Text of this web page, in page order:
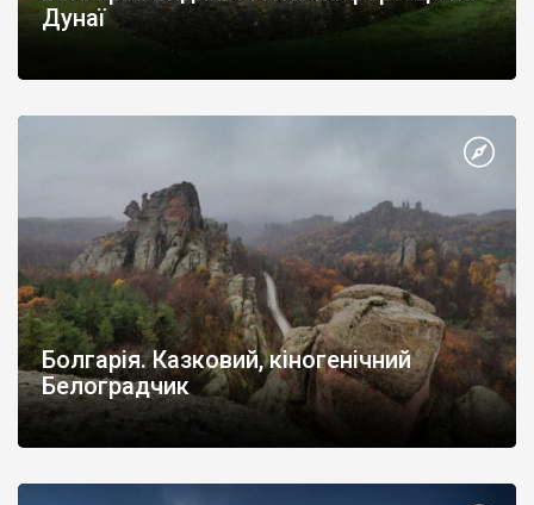
Дунаї
Болгарія. Казковий, кіногенічний
Белоградчик